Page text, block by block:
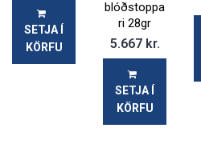
SETJA Í
KÖRFU
blóðstoppa
ri 28gr
5.667 kr.
SETJA Í
KÖRFU
Nafn